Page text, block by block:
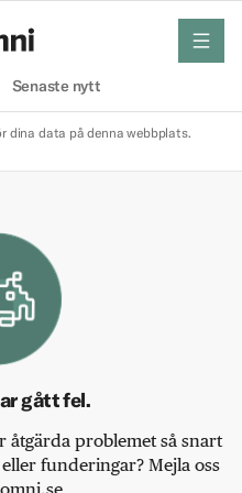
Senaste nytt
meny
dina data på denna webbplats.
gått fel.
problemet så snart
funderingar? Mejla oss